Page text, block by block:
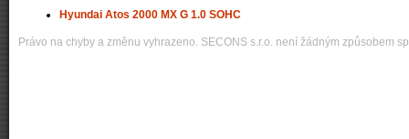
Hyundai Atos 2000 MX G 1.0 SOHC
Právo na chyby a změnu vyhrazeno. SECONS s.r.o. není žádným způsobem